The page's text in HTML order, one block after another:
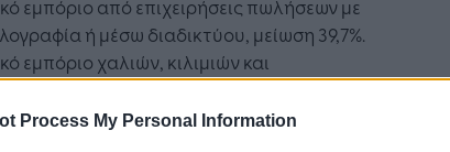
Process My Personal Information
εμπόριο από επιχειρήσεις πωλήσεων με
ή μέσω διαδικτύου, μείωση 39,7%.
εμπόριο χαλιών, κιλιμιών και
δαπέδου και τοίχου σε ειδικευμένα
μείωση 8,6%.